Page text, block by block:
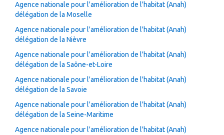
Agence nationale pour l'amélioration de l'habitat (Anah)
délégation de la Moselle
Agence nationale pour l'amélioration de l'habitat (Anah)
délégation de la Nièvre
Agence nationale pour l'amélioration de l'habitat (Anah)
délégation de la Saône-et-Loire
Agence nationale pour l'amélioration de l'habitat (Anah)
délégation de la Savoie
Agence nationale pour l'amélioration de l'habitat (Anah)
délégation de la Seine-Maritime
Agence nationale pour l'amélioration de l'habitat (Anah)